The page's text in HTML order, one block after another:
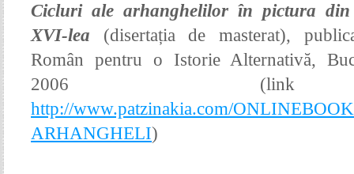
Cicluri ale arhanghelilor în pictura
XVI-lea (disertația de masterat),
Român pentru o Istorie Alternativă,
2006 (link
http://www.patzinakia.com/
ARHANGHELI)